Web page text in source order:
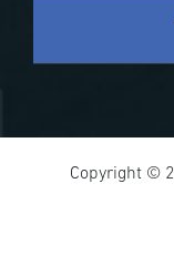
Copyright ©